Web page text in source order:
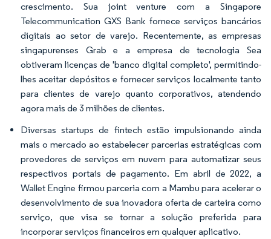
crescimento. Sua joint venture com a Singapore
Telecommunication GXS Bank fornece serviços bancários
digitais ao setor de varejo. Recentemente, as empresas
singapurenses Grab e a empresa de tecnologia Sea
obtiveram licenças de 'banco digital completo', permitindo-
lhes aceitar depósitos e fornecer serviços localmente tanto
para clientes de varejo quanto corporativos, atendendo
agora mais de 3 milhões de clientes.
Diversas startups de fintech estão impulsionando ainda
mais o mercado ao estabelecer parcerias estratégicas com
provedores de serviços em nuvem para automatizar seus
respectivos portais de pagamento. Em abril de 2022, a
Wallet Engine firmou parceria com a Mambu para acelerar o
desenvolvimento de sua inovadora oferta de carteira como
serviço, que visa se tornar a solução preferida para
incorporar serviços financeiros em qualquer aplicativo.